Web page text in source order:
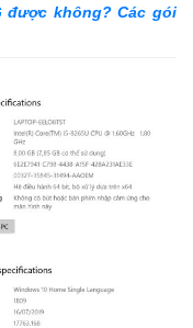
được không? Các gói